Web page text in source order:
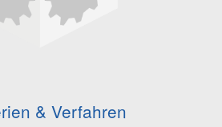
& Verfahren